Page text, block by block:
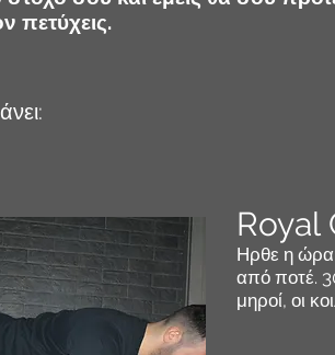
πετύχεις.
Royal
Ηρθε η ώρα
από ποτέ.
μηροί, οι